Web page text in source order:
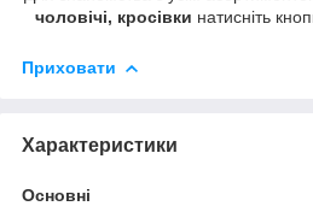
чоловічі, кросівки натисніть
Приховати
Характеристики
Основні